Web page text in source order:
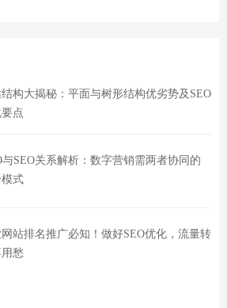
结构大揭秘：平面与树形结构优劣势及SEO
点
与SEO关系解析：数字营销需两者协同的
式
站排名推广必知！做好SEO优化，流量转
愁